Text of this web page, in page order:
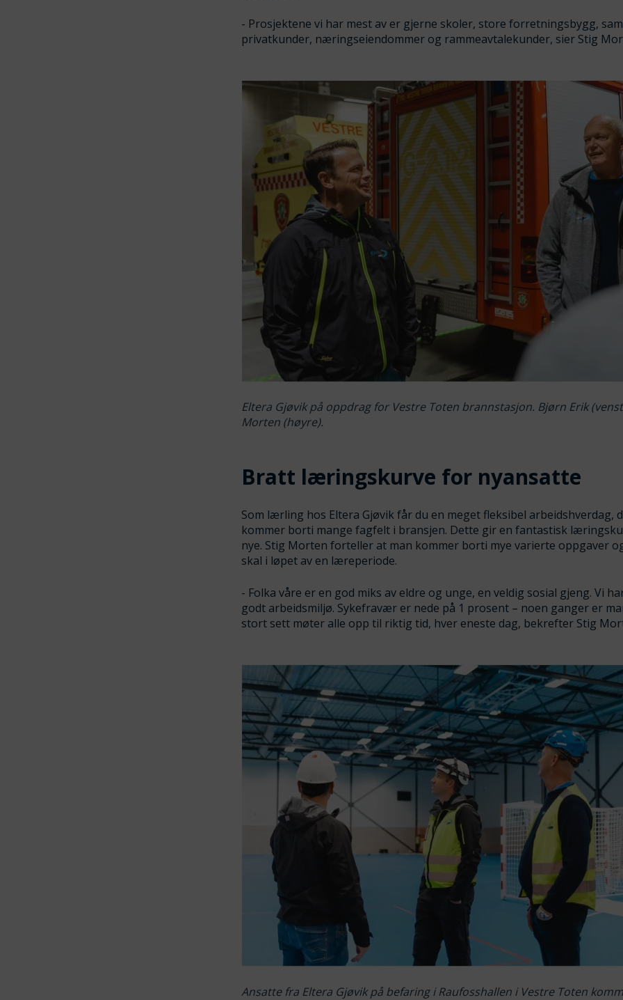
- Prosjektene vi har mest av er gjerne skoler, store forretningsbygg,
privatkunder, næringseiendommer og rammeavtalekunder, sier Stig
Eltera Gjøvik på oppdrag for Vestre Toten brannstasjon. Bjørn Erik
Morten (høyre).
Bratt læringskurve for nyansatte
Som lærling hos Eltera Gjøvik får du en meget fleksibel arbeidshverdag,
kommer borti mange fagfelt i bransjen. Dette gir en fantastisk
nye. Stig Morten forteller at man kommer borti mye varierte oppgaver
skal i løpet av en læreperiode.
- Folka våre er en god miks av eldre og unge, en veldig sosial gjeng. Vi
godt arbeidsmiljø. Sykefravær er nede på 1 prosent – noen ganger er
stort sett møter alle opp til riktig tid, hver eneste dag, bekrefter Stig
Ansatte fra Eltera Gjøvik på befaring i Raufosshallen i Vestre Toten